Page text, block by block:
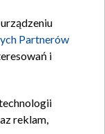
Partnerów
i
reklam,